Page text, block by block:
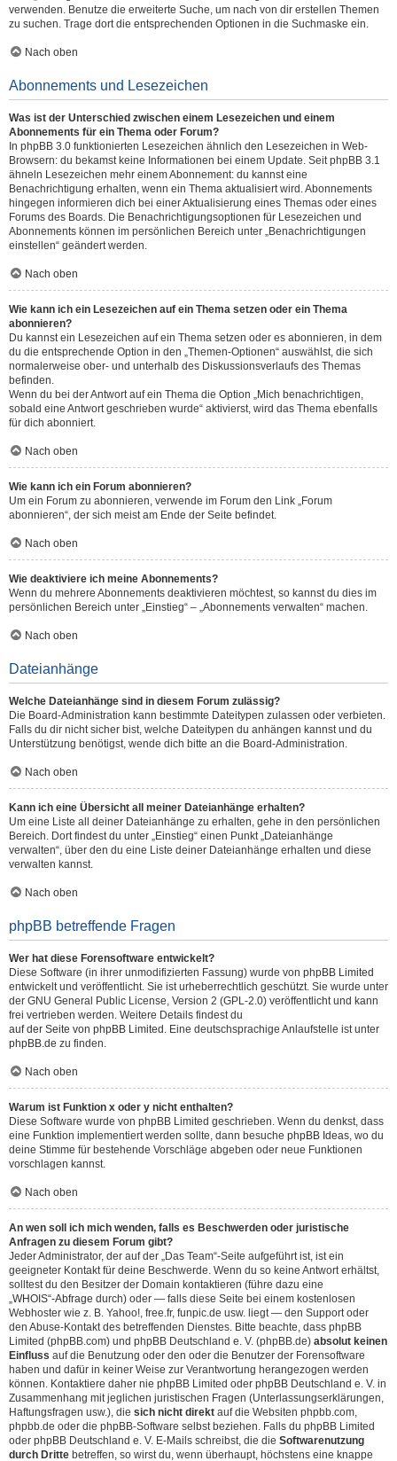
verwenden. Benutze die erweiterte Suche, um nach von dir erstellen Themen
zu suchen. Trage dort die entsprechenden Optionen in die Suchmaske ein.
Nach oben
Abonnements und Lesezeichen
Was ist der Unterschied zwischen einem Lesezeichen und einem
Abonnements für ein Thema oder Forum?
In phpBB 3.0 funktionierten Lesezeichen ähnlich den Lesezeichen in Web-
Browsern: du bekamst keine Informationen bei einem Update. Seit phpBB 3.1
ähneln Lesezeichen mehr einem Abonnement: du kannst eine
Benachrichtigung erhalten, wenn ein Thema aktualisiert wird. Abonnements
hingegen informieren dich bei einer Aktualisierung eines Themas oder eines
Forums des Boards. Die Benachrichtigungsoptionen für Lesezeichen und
Abonnements können im persönlichen Bereich unter „Benachrichtigungen
einstellen“ geändert werden.
Nach oben
Wie kann ich ein Lesezeichen auf ein Thema setzen oder ein Thema
abonnieren?
Du kannst ein Lesezeichen auf ein Thema setzen oder es abonnieren, in dem
du die entsprechende Option in den „Themen-Optionen“ auswählst, die sich
normalerweise ober- und unterhalb des Diskussionsverlaufs des Themas
befinden.
Wenn du bei der Antwort auf ein Thema die Option „Mich benachrichtigen,
sobald eine Antwort geschrieben wurde“ aktivierst, wird das Thema ebenfalls
für dich abonniert.
Nach oben
Wie kann ich ein Forum abonnieren?
Um ein Forum zu abonnieren, verwende im Forum den Link „Forum
abonnieren“, der sich meist am Ende der Seite befindet.
Nach oben
Wie deaktiviere ich meine Abonnements?
Wenn du mehrere Abonnements deaktivieren möchtest, so kannst du dies im
persönlichen Bereich unter „Einstieg“ – „Abonnements verwalten“ machen.
Nach oben
Dateianhänge
Welche Dateianhänge sind in diesem Forum zulässig?
Die Board-Administration kann bestimmte Dateitypen zulassen oder verbieten.
Falls du dir nicht sicher bist, welche Dateitypen du anhängen kannst und du
Unterstützung benötigst, wende dich bitte an die Board-Administration.
Nach oben
Kann ich eine Übersicht all meiner Dateianhänge erhalten?
Um eine Liste all deiner Dateianhänge zu erhalten, gehe in den persönlichen
Bereich. Dort findest du unter „Einstieg“ einen Punkt „Dateianhänge
verwalten“, über den du eine Liste deiner Dateianhänge erhalten und diese
verwalten kannst.
Nach oben
phpBB betreffende Fragen
Wer hat diese Forensoftware entwickelt?
Diese Software (in ihrer unmodifizierten Fassung) wurde von phpBB Limited
entwickelt und veröffentlicht. Sie ist urheberrechtlich geschützt. Sie wurde unter
der GNU General Public License, Version 2 (GPL-2.0) veröffentlicht und kann
frei vertrieben werden. Weitere Details findest du
auf der Seite von phpBB Limited . Eine deutschsprachige Anlaufstelle ist unter
phpBB.de zu finden.
Nach oben
Warum ist Funktion x oder y nicht enthalten?
Diese Software wurde von phpBB Limited geschrieben. Wenn du denkst, dass
eine Funktion implementiert werden sollte, dann besuche phpBB Ideas, wo du
deine Stimme für bestehende Vorschläge abgeben oder neue Funktionen
vorschlagen kannst.
Nach oben
An wen soll ich mich wenden, falls es Beschwerden oder juristische
Anfragen zu diesem Forum gibt?
Jeder Administrator, der auf der „Das Team“-Seite aufgeführt ist, ist ein
geeigneter Kontakt für deine Beschwerde. Wenn du so keine Antwort erhältst,
solltest du den Besitzer der Domain kontaktieren (führe dazu eine
„WHOIS“-Abfrage durch) oder — falls diese Seite bei einem kostenlosen
Webhoster wie z. B. Yahoo!, free.fr, funpic.de usw. liegt — den Support oder
den Abuse-Kontakt des betreffenden Dienstes. Bitte beachte, dass phpBB
Limited (phpBB.com) und phpBB Deutschland e. V. (phpBB.de) absolut keinen
Einfluss auf die Benutzung oder den oder die Benutzer der Forensoftware
haben und dafür in keiner Weise zur Verantwortung herangezogen werden
können. Kontaktiere daher nie phpBB Limited oder phpBB Deutschland e. V. in
Zusammenhang mit jeglichen juristischen Fragen (Unterlassungserklärungen,
Haftungsfragen usw.), die sich nicht direkt auf die Websiten phpbb.com,
phpbb.de oder die phpBB-Software selbst beziehen. Falls du phpBB Limited
oder phpBB Deutschland e. V. E-Mails schreibst, die die Softwarenutzung
durch Dritte betreffen, so wirst du, wenn überhaupt, höchstens eine knappe